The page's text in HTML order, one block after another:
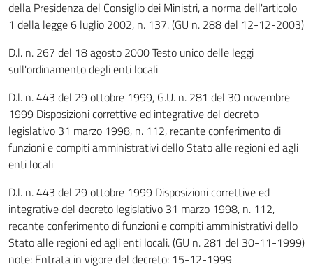
della Presidenza del Consiglio dei Ministri, a norma dell'articolo
1 della legge 6 luglio 2002, n. 137. (GU n. 288 del 12-12-2003)
D.l. n. 267 del 18 agosto 2000 Testo unico delle leggi
sull'ordinamento degli enti locali
D.l. n. 443 del 29 ottobre 1999, G.U. n. 281 del 30 novembre
1999 Disposizioni correttive ed integrative del decreto
legislativo 31 marzo 1998, n. 112, recante conferimento di
funzioni e compiti amministrativi dello Stato alle regioni ed agli
enti locali
D.l. n. 443 del 29 ottobre 1999 Disposizioni correttive ed
integrative del decreto legislativo 31 marzo 1998, n. 112,
recante conferimento di funzioni e compiti amministrativi dello
Stato alle regioni ed agli enti locali. (GU n. 281 del 30-11-1999)
note: Entrata in vigore del decreto: 15-12-1999